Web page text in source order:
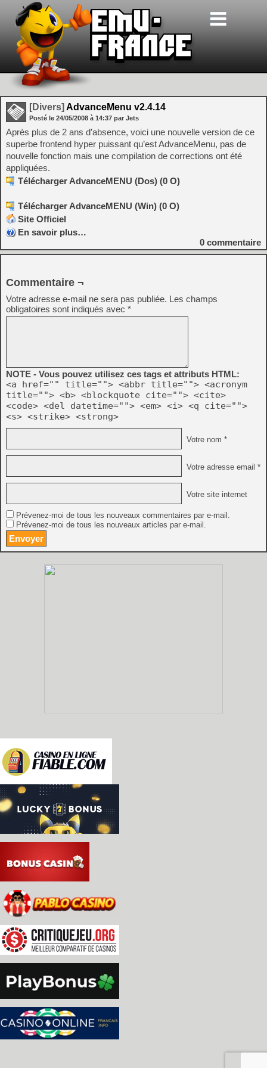
[Divers] AdvanceMenu v2.4.14
Posté le 24/05/2008 à 14:37 par Jets
Après plus de 2 ans d’absence, voici une nouvelle version de ce
superbe frontend hyper puissant qu’est AdvanceMenu, pas de
nouvelle fonction mais une compilation de corrections ont été
appliquées.
Télécharger AdvanceMENU (Dos) (0 O)
Télécharger AdvanceMENU (Win) (0 O)
Site Officiel
En savoir plus…
0 commentaire
Commentaire ¬
Votre adresse e-mail ne sera pas publiée. Les champs
obligatoires sont indiqués avec *
NOTE - Vous pouvez utilisez ces tags et attributs HTML:
<a href="" title=""> <abbr title=""> <acronym
title=""> <b> <blockquote cite=""> <cite>
<code> <del datetime=""> <em> <i> <q cite="">
<s> <strike> <strong>
Votre nom *
Votre adresse email *
Votre site internet
Prévenez-moi de tous les nouveaux commentaires par e-mail.
Prévenez-moi de tous les nouveaux articles par e-mail.